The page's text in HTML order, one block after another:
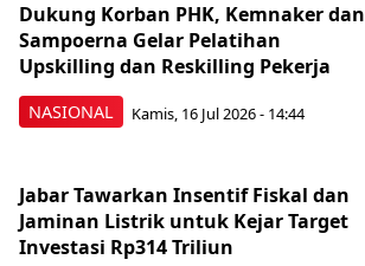
NASIONAL
Dukung Korban PHK, Kemnaker dan
Sampoerna Gelar Pelatihan
Upskilling dan Reskilling Pekerja
Kamis, 16 Jul 2026 - 14:44
Jabar Tawarkan Insentif Fiskal dan
Jaminan Listrik untuk Kejar Target
Investasi Rp314 Triliun